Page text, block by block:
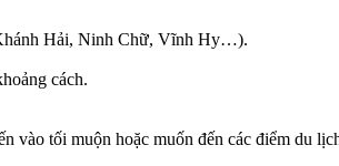
Hải, Ninh Chữ, Vĩnh Hy…).
cách.
vào tối muộn hoặc muốn đến các điểm du